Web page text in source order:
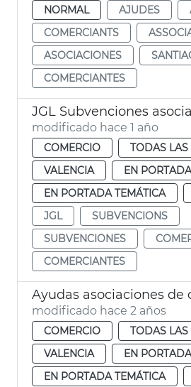
NORMAL
AJUDES
COMERCIANTS
ASOCIACIONES
COMERCIANTES
modificado hace 1 año
COMERCIO
TODAS
VALENCIA
EN PORTADA
EN PORTADA TEMÁTICA
JGL
SUBVENCIONS
SUBVENCIONES
COMERCIANTES
Ayudas asociaciones de
modificado hace 2 años
COMERCIO
TODAS
VALENCIA
EN PORTADA
EN PORTADA TEMÁTICA